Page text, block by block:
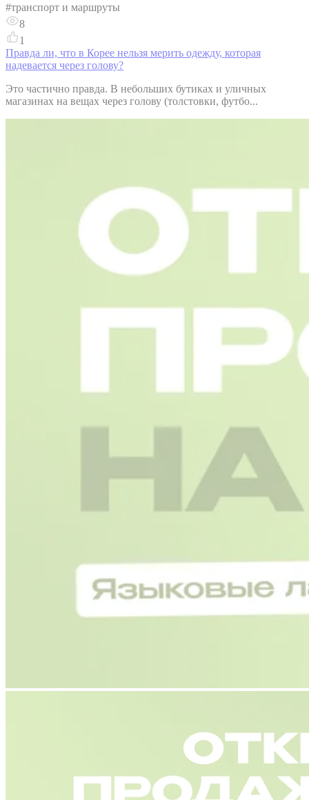
#транспорт и маршруты
8
1
Правда ли, что в Корее нельзя мерить одежду, которая
надевается через голову?
Это частично правда. В небольших бутиках и уличных
магазинах на вещах через голову (толстовки, футбо...